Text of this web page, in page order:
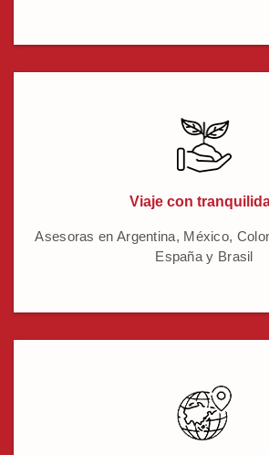
Viaje con
Asesoras en Argentina, México,
España y Brasil